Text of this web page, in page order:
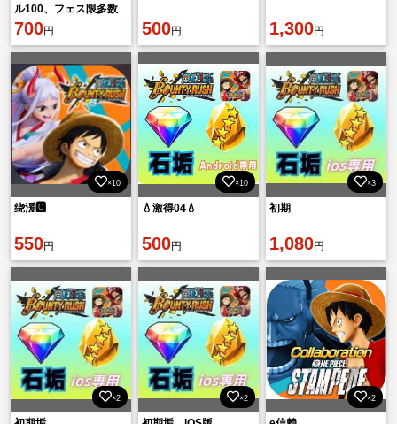
ル100、フェス限多数
700円 500円 1,300円
×10
绕湲🅾️
550円
×10
💧激得04💧
500円
×3
初期
1,080円
×2 ×2 ×2